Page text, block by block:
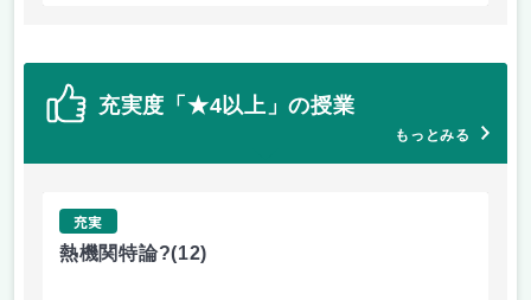
充実度「★4以上」の授業
もっとみる
充実
熱機関特論?(12)